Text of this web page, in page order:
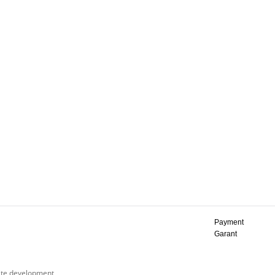
Payment
Garant
development